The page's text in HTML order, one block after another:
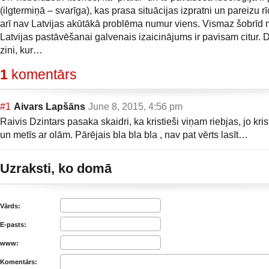
(ilgtermiņā – svarīga), kas prasa situācijas izpratni un pareizu
arī nav Latvijas akūtākā problēma numur viens. Vismaz šobrīd
Latvijas pastāvēšanai galvenais izaicinājums ir pavisam citur.
zini, kur…
1 komentārs
#1 Aivars Lapšāns June 8, 2015, 4:56 pm
Raivis Dzintars pasaka skaidri, ka kristieši viņam riebjas, jo
un metīs ar olām. Pārējais bla bla bla , nav pat vērts lasīt…
Uzraksti, ko domā
Vārds:
E-pasts:
www:
Komentārs: